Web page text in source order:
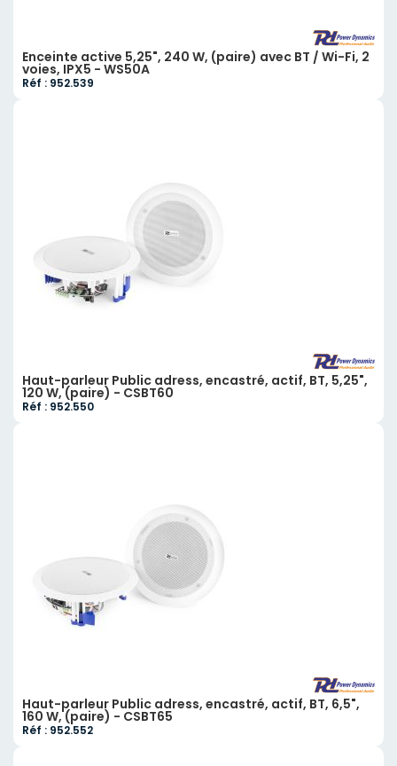
Enceinte active 5,25", 240 W, (paire) avec BT / Wi-Fi, 2
voies, IPX5 - WS50A
Réf : 952.539
Haut-parleur Public adress, encastré, actif, BT, 5,25",
120 W, (paire) - CSBT60
Réf : 952.550
Haut-parleur Public adress, encastré, actif, BT, 6,5",
160 W, (paire) - CSBT65
Réf : 952.552